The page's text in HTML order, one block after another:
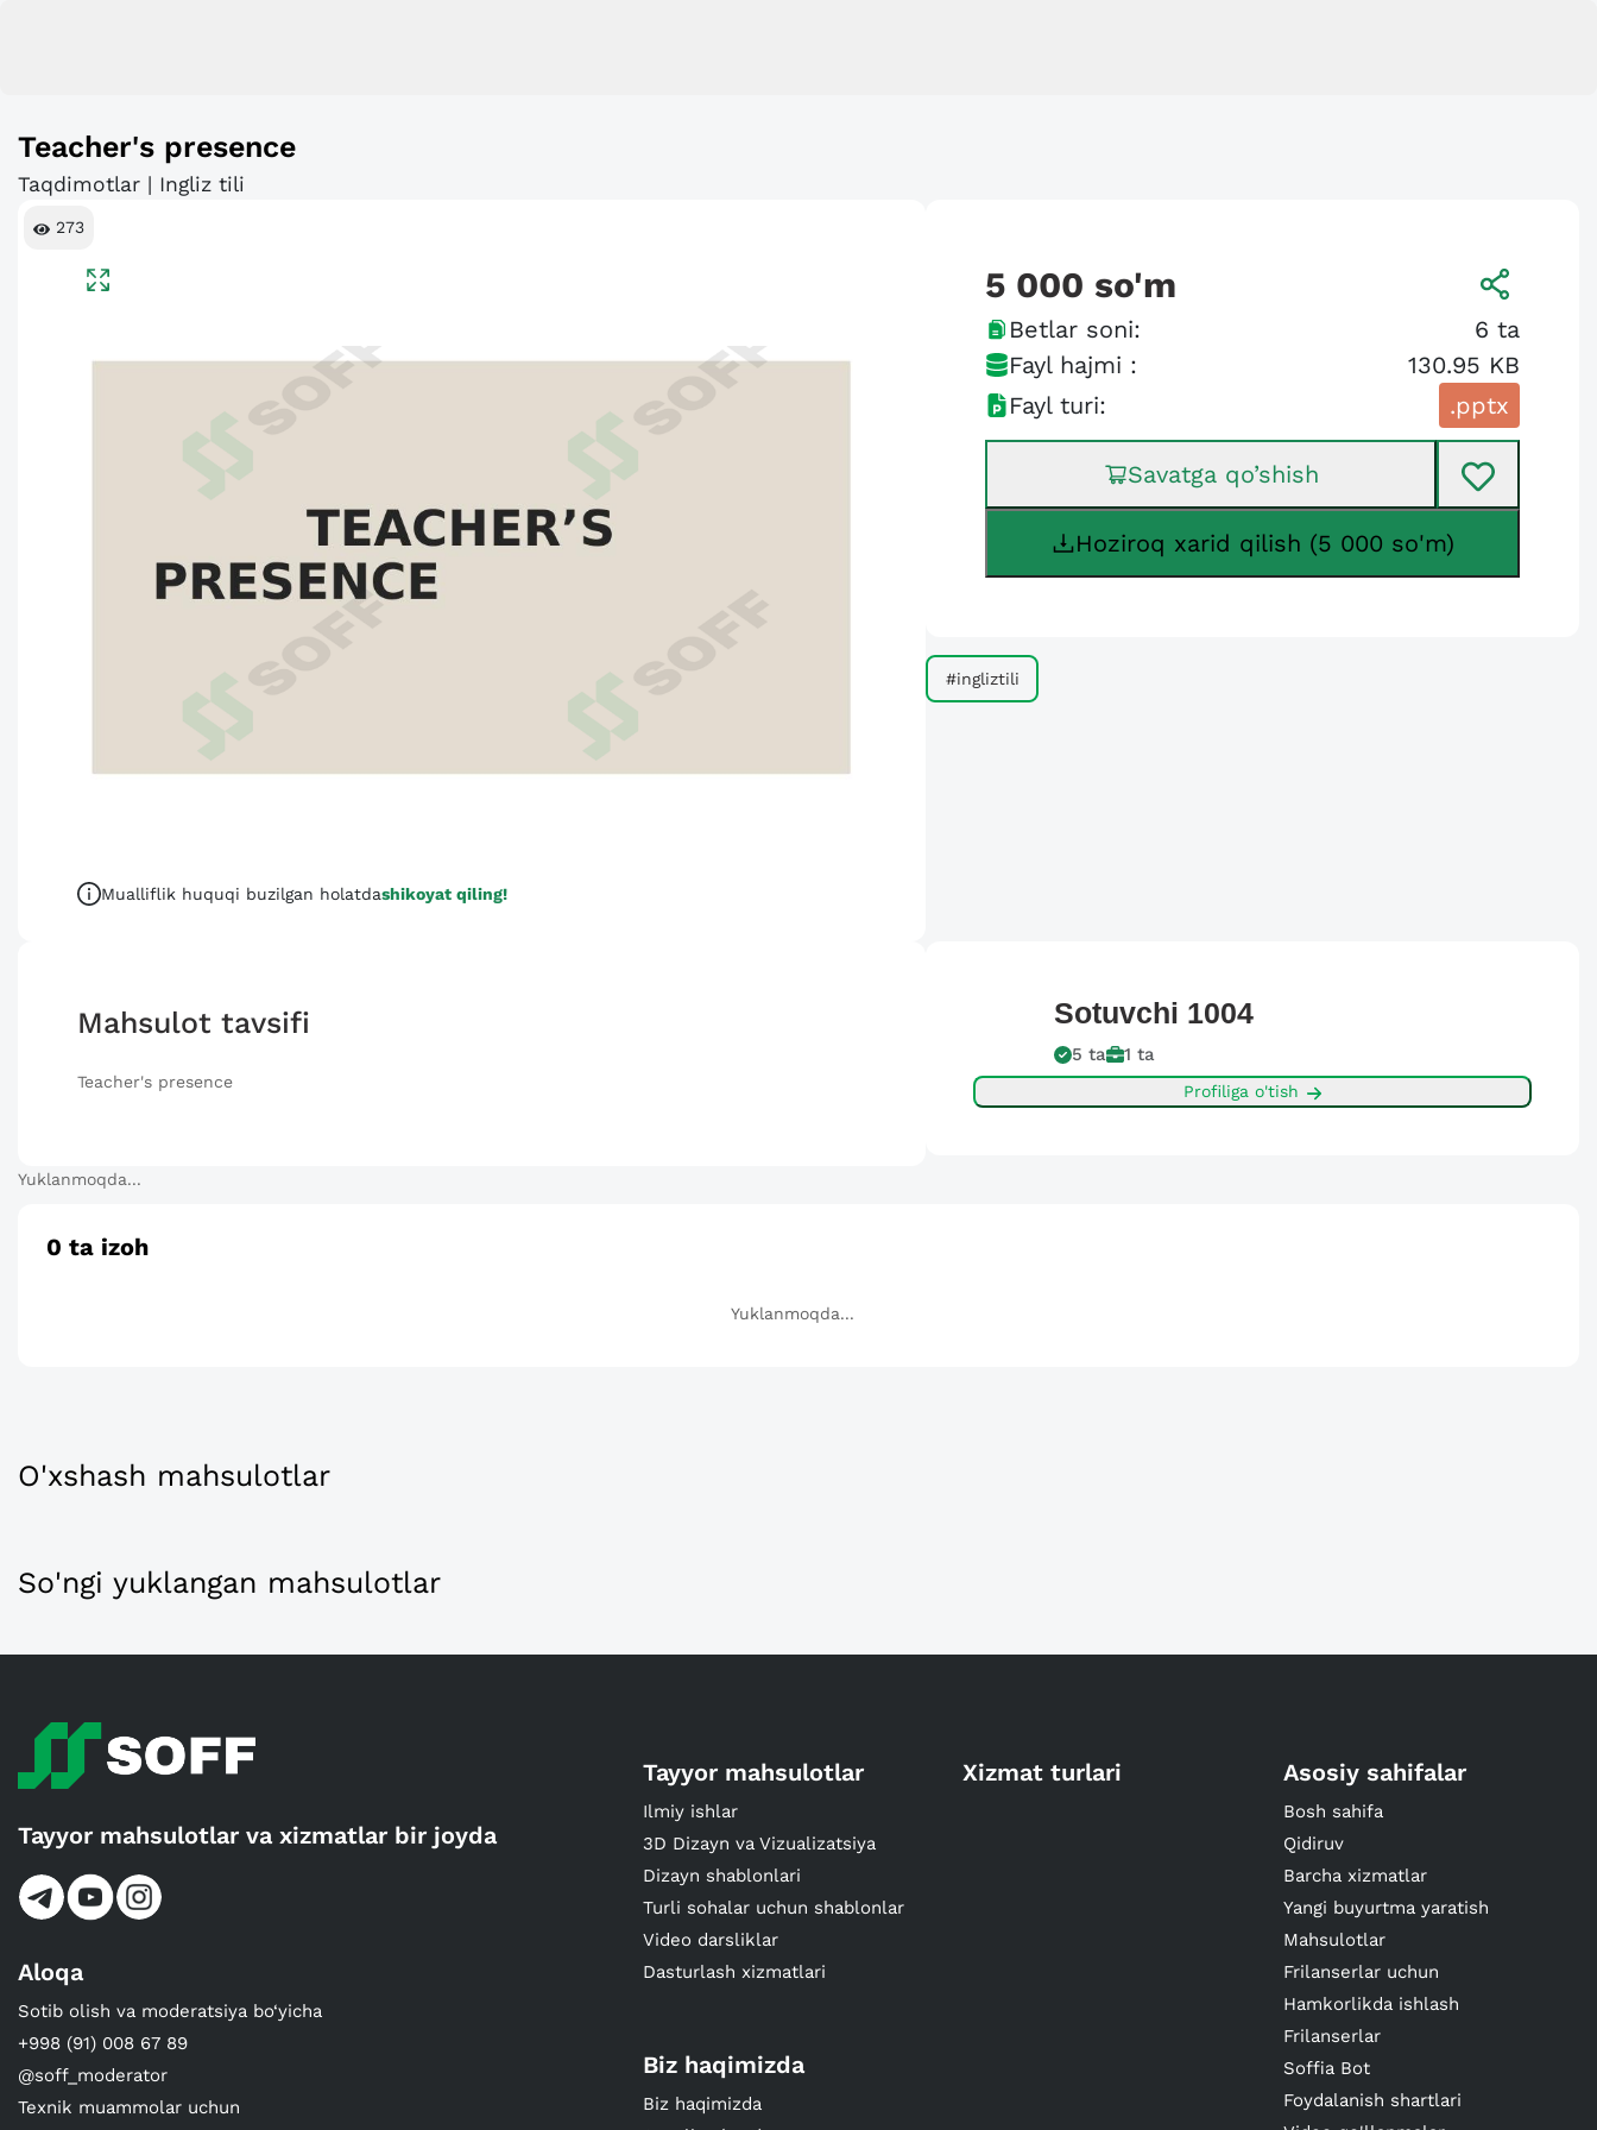
Teacher's presence
Taqdimotlar | Ingliz tili
273
Mualliflik huquqi buzilgan holatdashikoyat qiling!
5 000 so'm
Betlar soni: 6 ta
Fayl hajmi :
130.95 KB
Fayl turi:
.pptx
Savatga qo’shish
Hoziroq xarid qilish (5 000 so'm)
#ingliztili
Mahsulot tavsifi
Teacher's presence
Sotuvchi 1004
5 ta 1 ta
Profiliga o'tish
Yuklanmoqda...
0 ta izoh
Yuklanmoqda...
O'xshash mahsulotlar
So'ngi yuklangan mahsulotlar
Tayyor mahsulotlar va xizmatlar bir joyda
Aloqa
Sotib olish va moderatsiya bo‘yicha
+998 (91) 008 67 89
@soff_moderator
Texnik muammolar uchun
Tayyor mahsulotlar
Ilmiy ishlar
3D Dizayn va Vizualizatsiya
Dizayn shablonlari
Turli sohalar uchun shablonlar
Video darsliklar
Dasturlash xizmatlari
Xizmat turlari Asosiy sahifalar
Bosh sahifa
Qidiruv
Barcha xizmatlar
Yangi buyurtma yaratish
Mahsulotlar
Frilanserlar uchun
Hamkorlikda ishlash
Frilanserlar
Soffia Bot
Foydalanish shartlari
Biz haqimizda
Biz haqimizda